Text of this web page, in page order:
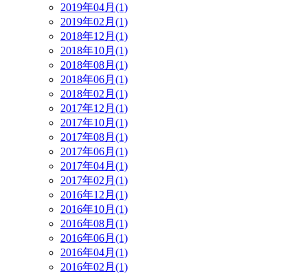
2019年04月(1)
2019年02月(1)
2018年12月(1)
2018年10月(1)
2018年08月(1)
2018年06月(1)
2018年02月(1)
2017年12月(1)
2017年10月(1)
2017年08月(1)
2017年06月(1)
2017年04月(1)
2017年02月(1)
2016年12月(1)
2016年10月(1)
2016年08月(1)
2016年06月(1)
2016年04月(1)
2016年02月(1)